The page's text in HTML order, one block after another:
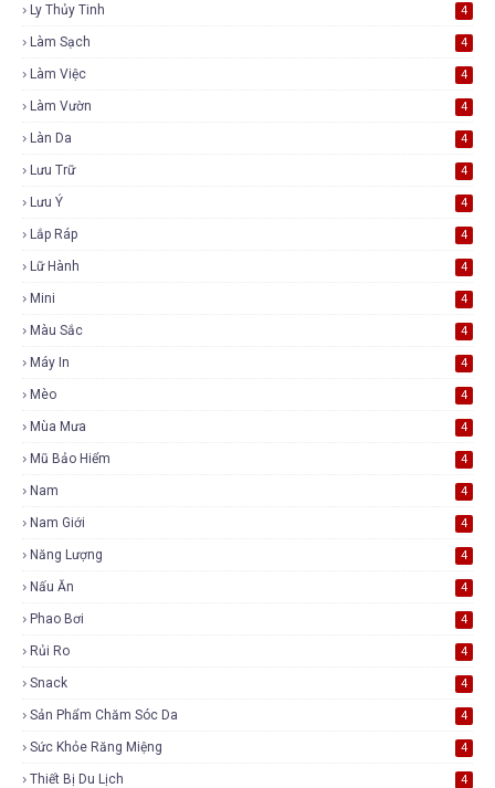
Ly Thủy Tinh 4
Làm Sạch 4
Làm Việc 4
Làm Vườn 4
Làn Da 4
Lưu Trữ 4
Lưu Ý 4
Lắp Ráp 4
Lữ Hành 4
Mini 4
Màu Sắc 4
Máy In 4
Mèo 4
Mùa Mưa 4
Mũ Bảo Hiểm 4
Nam 4
Nam Giới 4
Năng Lượng 4
Nấu Ăn 4
Phao Bơi 4
Rủi Ro 4
Snack 4
Sản Phẩm Chăm Sóc Da 4
Sức Khỏe Răng Miệng 4
Thiết Bị Du Lịch 4